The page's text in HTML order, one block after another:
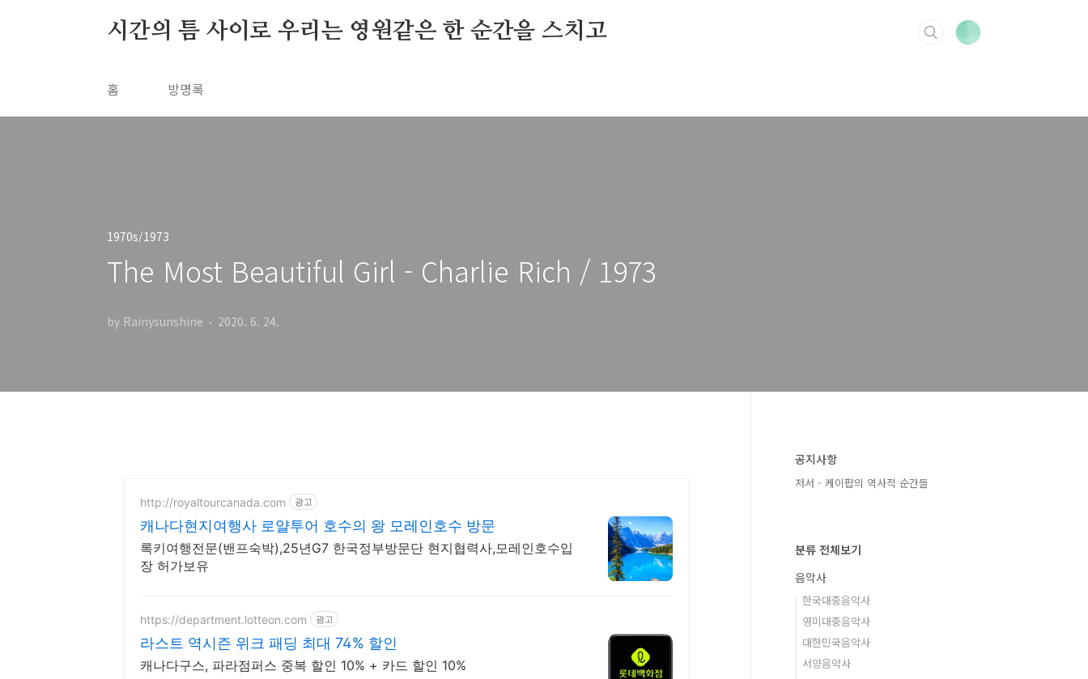
시간의 틈 사이로 우리는 영원같은 한 순간을 스치고
홈 방명록
1970s/1973
The Most Beautiful Girl - Charlie Rich / 1973
by Rainysunshine 2020. 6. 24.
http://royaltourcanada.com 광고
캐나다현지여행사 로얄투어 호수의 왕 모레인호수 방문
록키여행전문(밴프숙박),25년G7 한국정부방문단 현지협력사,모레인호수입
장 허가보유
https://department.lotteon.com 광고
라스트 역시즌 위크 패딩 최대 74% 할인
캐나다구스, 파라점퍼스 중복 할인 10% + 카드 할인 10%
공지사항
저서 - 케이팝의 역사적 순간들
분류 전체보기
음악사
한국대중음악사
영미대중음악사
대한민국음악사
서양음악사